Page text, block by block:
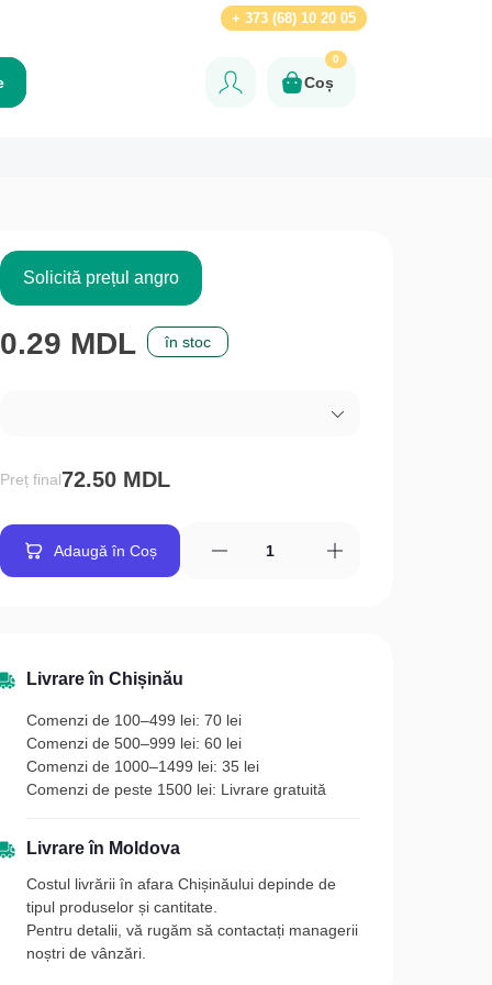
+ 373 (68) 10 20 05
Coș
0
Solicită prețul angro
0.29 MDL în stoc
Preț final72.50 MDL
Adaugă în Coș
Livrare în Chișinău
Comenzi de 100–499 lei: 70 lei
Comenzi de 500–999 lei: 60 lei
Comenzi de 1000–1499 lei: 35 lei
Comenzi de peste 1500 lei: Livrare gratuită
Livrare în Moldova
Costul livrării în afara Chișinăului depinde de
tipul produselor și cantitate.
Pentru detalii, vă rugăm să contactați managerii
noștri de vânzări.